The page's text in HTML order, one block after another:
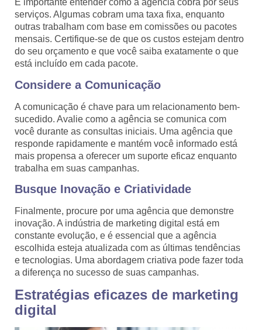
É importante entender como a agência cobra por seus
serviços. Algumas cobram uma taxa fixa, enquanto
outras trabalham com base em comissões ou pacotes
mensais. Certifique-se de que os custos estejam dentro
do seu orçamento e que você saiba exatamente o que
está incluído em cada pacote.
Considere a Comunicação
A comunicação é chave para um relacionamento bem-
sucedido. Avalie como a agência se comunica com
você durante as consultas iniciais. Uma agência que
responde rapidamente e mantém você informado está
mais propensa a oferecer um suporte eficaz enquanto
trabalha em suas campanhas.
Busque Inovação e Criatividade
Finalmente, procure por uma agência que demonstre
inovação. A indústria de marketing digital está em
constante evolução, e é essencial que a agência
escolhida esteja atualizada com as últimas tendências
e tecnologias. Uma abordagem criativa pode fazer toda
a diferença no sucesso de suas campanhas.
Estratégias eficazes de marketing
digital